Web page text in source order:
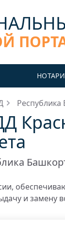
Республика
и замену